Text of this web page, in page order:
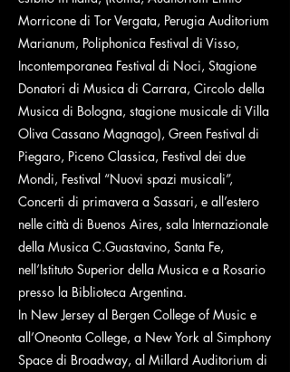
Morricone di Tor Vergata, Perugia Auditorium
Marianum, Poliphonica Festival di Visso,
Incontemporanea Festival di Noci, Stagione
Donatori di Musica di Carrara, Circolo della
Musica di Bologna, stagione musicale di Villa
Oliva Cassano Magnago), Green Festival di
Piegaro, Piceno Classica, Festival dei due
Mondi, Festival “Nuovi spazi musicali”,
Concerti di primavera a Sassari, e all’estero
nelle città di Buenos Aires, sala Internazionale
della Musica C.Guastavino, Santa Fe,
nell’Istituto Superior della Musica e a Rosario
presso la Biblioteca Argentina.
In New Jersey al Bergen College of Music e
all’Oneonta College, a New York al Simphony
Space di Broadway, al Millard Auditorium di